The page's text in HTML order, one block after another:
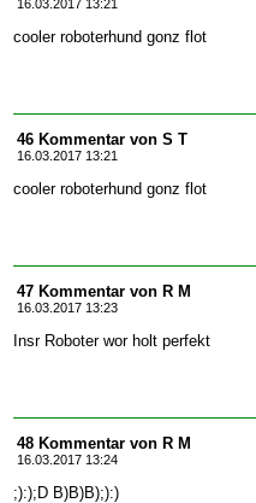
16.03.2017 13:21
cooler roboterhund gonz flot
46 Kommentar von S T
16.03.2017 13:21
cooler roboterhund gonz flot
47 Kommentar von R M
16.03.2017 13:23
Insr Roboter wor holt perfekt
48 Kommentar von R M
16.03.2017 13:24
;):);D B)B)B);):)